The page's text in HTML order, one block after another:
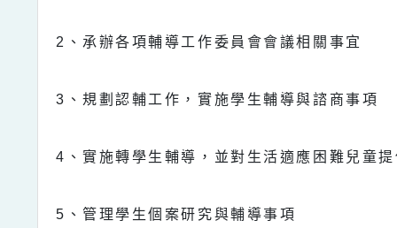
2 、承辦各項輔導工作委員會會議相關事宜
3 、規劃認輔工作，實施學生輔導與諮商事項
4 、實施轉學生輔導，並對生活適應困難兒童
5 、管理學生個案研究與輔導事項